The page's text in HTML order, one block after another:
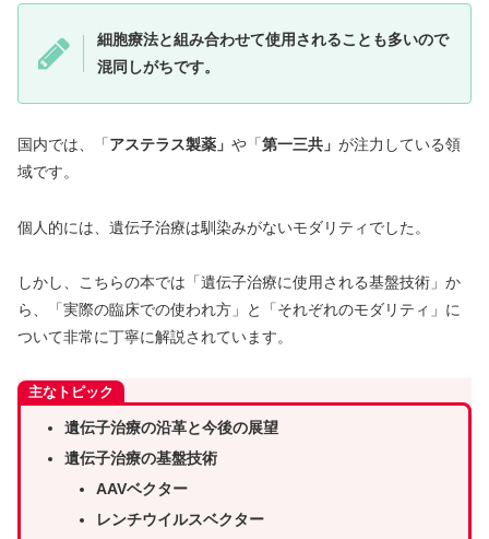
細胞療法と組み合わせて使用されることも多いので
混同しがちです。
国内では、「アステラス製薬」 や「第一三共」 が注力している領
域です。
個人的には、遺伝子治療は馴染みがないモダリティでした。
しかし、こちらの本では「遺伝子治療に使用される基盤技術」か
ら、「実際の臨床での使われ方」と「それぞれのモダリティ」に
ついて非常に丁寧に解説されています。
主なトピック
遺伝子治療の沿革と今後の展望
遺伝子治療の基盤技術
AAVベクター
レンチウイルスベクター